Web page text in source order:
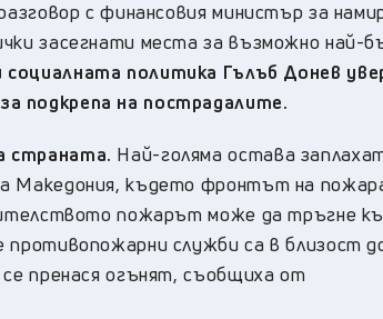
с финансовия министър за
засегнати места за възможно най-
политика Гълъб Донев
подкрепа на пострадалите.
страната. Най-голяма остава
Македония, където фронтът на
пожарът може да тръгне
служби са в близост
пренася огънят, съобщиха от